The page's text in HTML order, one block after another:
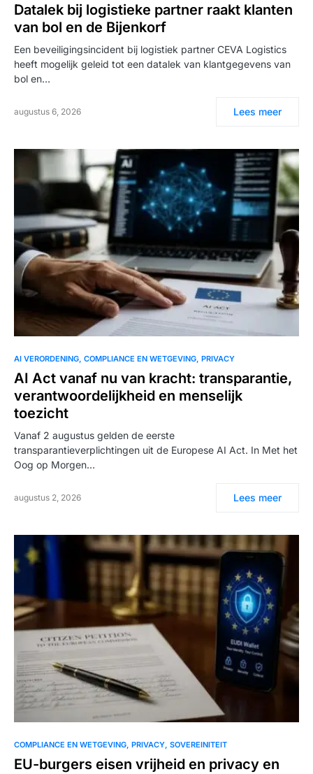
Datalek bij logistieke partner raakt klanten
van bol en de Bijenkorf
Een beveiligingsincident bij logistiek partner CEVA Logistics
heeft mogelijk geleid tot een datalek van klantgegevens van
bol en…
augustus 6, 2026 Lees meer
AI VERORDENING COMPLIANCE EN WETGEVING PRIVACY
AI Act vanaf nu van kracht: transparantie,
verantwoordelijkheid en menselijk
toezicht
Vanaf 2 augustus gelden de eerste
transparantieverplichtingen uit de Europese AI Act. In Met het
Oog op Morgen…
augustus 2, 2026 Lees meer
COMPLIANCE EN WETGEVING PRIVACY SOVEREINITEIT
EU-burgers eisen vrijheid en privacy en